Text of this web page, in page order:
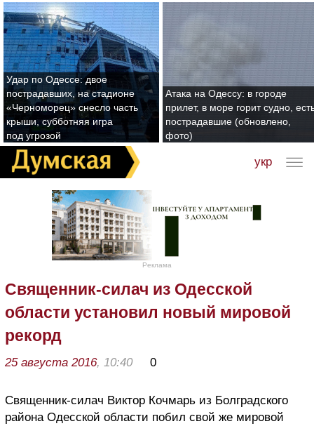
Удар по Одессе: двое
пострадавших, на стадионе
«Черноморец» снесло часть
крыши, субботняя игра
под угрозой
Атака на Одессу: в городе
прилет, в море горит судно,
пострадавшие (обновлено,
фото)
укр
Реклама
Священник-силач из Одесской
области установил новый мировой
рекорд
25 августа 2016, 10:40 0
Священник-силач Виктор Кочмарь из Болградского
района Одесской области побил свой же мировой